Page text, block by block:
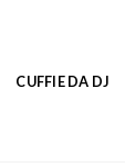
CUFFIE DA DJ